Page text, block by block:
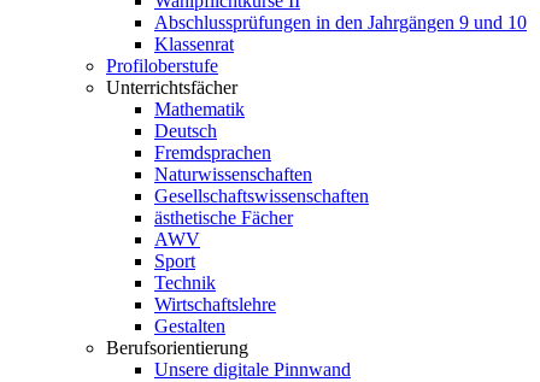
Abschlussprüfungen in den Jahrgängen 9 und 10
Klassenrat
Profiloberstufe
Unterrichtsfächer
Mathematik
Deutsch
Fremdsprachen
Naturwissenschaften
Gesellschaftswissenschaften
ästhetische Fächer
AWV
Sport
Technik
Wirtschaftslehre
Gestalten
Berufsorientierung
Unsere digitale Pinnwand